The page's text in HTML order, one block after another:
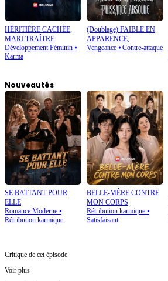
HÉRITIÈRE CACHÉE,
MARI TRAÎTRE
Développement Féminin ⦁
Karma
(Doublage) FAIBLE EN
APPARENCE,
PUISSANCE ABSOLUE
Vengeance⦁ Contre-attaque
Nouveautés
SE BATTANT POUR
ELLE
Romance Moderne ⦁
Rétribution karmique
BELLE-MÈRE CONTRE
MON CORPS
Rétribution karmique⦁
Satisfaisant
Critique de cet épisode
Voir plus